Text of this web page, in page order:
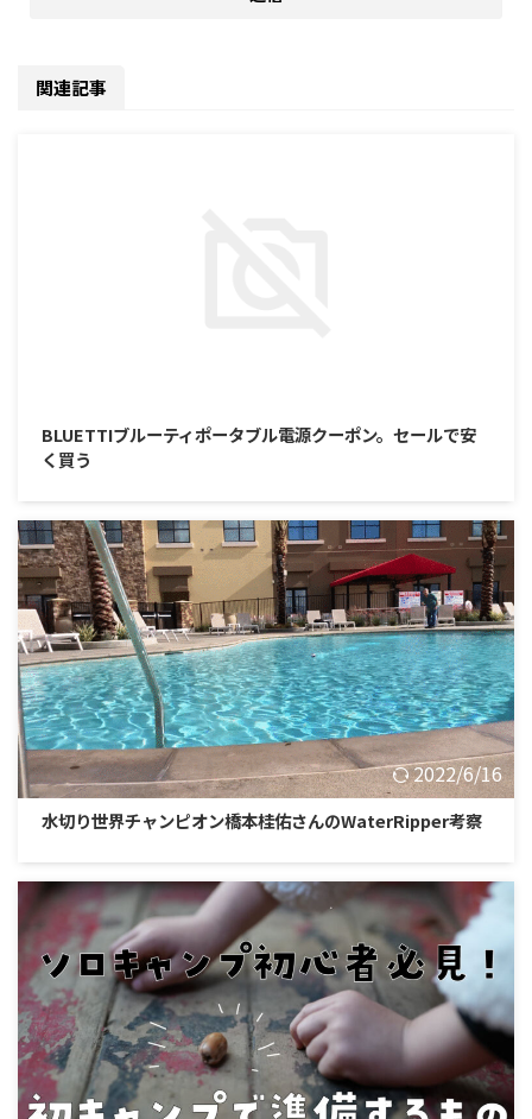
関連記事
BLUETTIブルーティポータブル電源クーポン。セールで安
く買う
2022/6/16
水切り世界チャンピオン橋本桂佑さんのWaterRipper考察